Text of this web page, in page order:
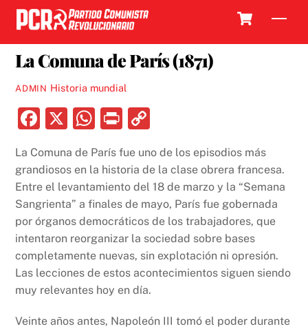
Skip
content
La Comuna de París (1871)
ADMIN Historia mundial
F
c
e
b
o
o
k
X
W
at
s
A
p
p
P
nt p
y
Li
n
k
La Comuna de París fue uno de los episodios más
grandiosos en la historia de la clase obrera francesa.
Entre el levantamiento del 18 de marzo y la “Semana
Sangrienta” a finales de mayo, París fue gobernada
por órganos democráticos de los trabajadores, que
intentaron reorganizar la sociedad sobre bases
completamente nuevas, sin explotación ni opresión.
Las lecciones de estos acontecimientos siguen siendo
muy relevantes hoy en día.
Veinte años antes, Napoleón III tomó el poder durante